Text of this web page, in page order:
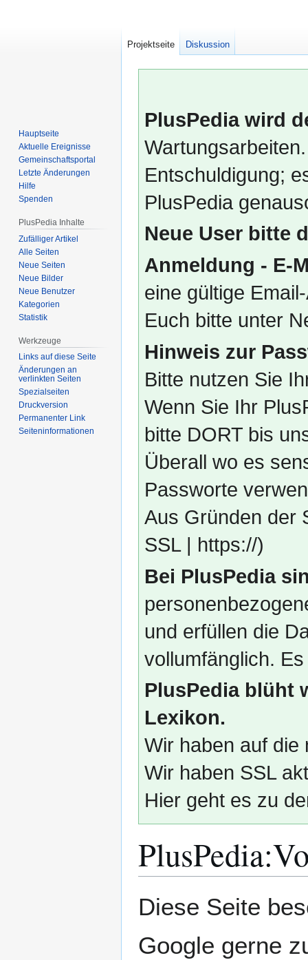
PlusPedia wird
Entschuldigung;
PlusPedia
Neue User bitte
Anmeldung - E-
eine gültige
Euch bitte unter
Hinweis zur
Bitte nutzen Sie
Wenn Sie Ihr
bitte DORT bis
Überall wo es
Passworte
Aus Gründen der
SSL | https://)
Bei PlusPedia
und erfüllen die
vollumfänglich.
PlusPedia blüht
Lexikon.
Wir haben auf die
Wir haben SSL
Hier geht es zu
PlusPedia:
Navigation
Suche
Diese Seite
Google gerne
Projektseite Diskussion
Hauptseite
Aktuelle Ereignisse
Gemeinschafts­portal
Letzte Änderungen
Hilfe
Spenden
PlusPedia Inhalte
Zufälliger Artikel
Alle Seiten
Neue Seiten
Neue Bilder
Neue Benutzer
Kategorien
Statistik
Werkzeuge
Links auf diese Seite
Änderungen an
verlinkten Seiten
Spezialseiten
Druckversion
Permanenter Link
Seiten­­informationen